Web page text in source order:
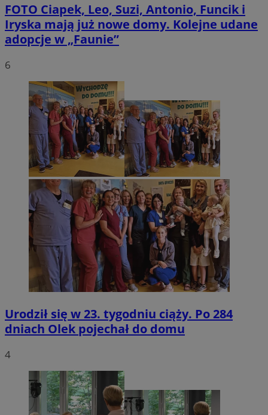
FOTO Ciapek, Leo, Suzi, Antonio, Funcik i
Iryska mają już nowe domy. Kolejne udane
adopcje w „Faunie”
6
Urodził się w 23. tygodniu ciąży. Po 284
dniach Olek pojechał do domu
4